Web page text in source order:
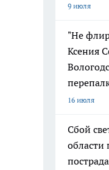
9 июля
"Не
Ксения
16 июля
Сбой
области